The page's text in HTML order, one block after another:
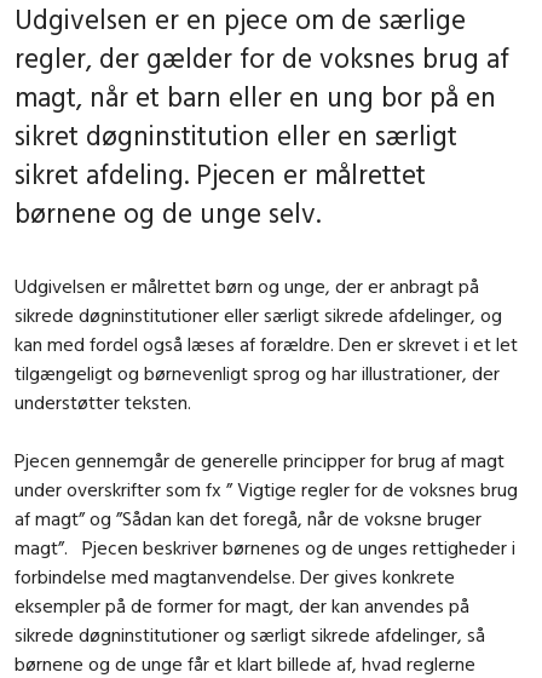
Udgivelsen er en pjece om de særlige
regler, der gælder for de voksnes brug af
magt, når et barn eller en ung bor på en
sikret døgninstitution eller en særligt
sikret afdeling. Pjecen er målrettet
børnene og de unge selv.
Udgivelsen er målrettet børn og unge, der er anbragt på
sikrede døgninstitutioner eller særligt sikrede afdelinger, og
kan med fordel også læses af forældre. Den er skrevet i et let
tilgængeligt og børnevenligt sprog og har illustrationer, der
understøtter teksten.
Pjecen gennemgår de generelle principper for brug af magt
under overskrifter som fx ” Vigtige regler for de voksnes brug
af magt” og ”Sådan kan det foregå, når de voksne bruger
magt”. Pjecen beskriver børnenes og de unges rettigheder i
forbindelse med magtanvendelse. Der gives konkrete
eksempler på de former for magt, der kan anvendes på
sikrede døgninstitutioner og særligt sikrede afdelinger, så
børnene og de unge får et klart billede af, hvad reglerne